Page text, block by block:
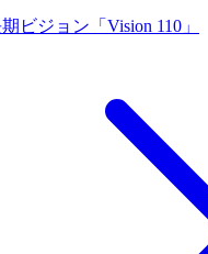
ビジョン「Vision 110」